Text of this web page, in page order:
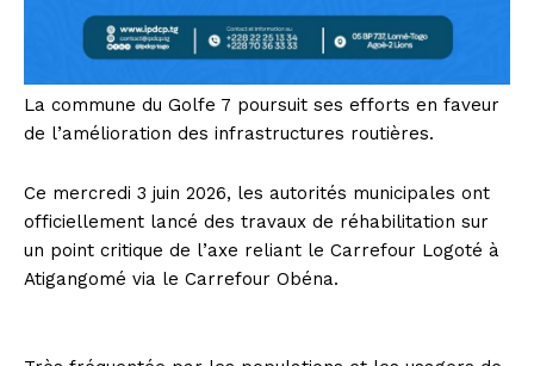
La commune du Golfe 7 poursuit ses efforts en faveur
de l’amélioration des infrastructures routières.
Ce mercredi 3 juin 2026, les autorités municipales ont
officiellement lancé des travaux de réhabilitation sur
un point critique de l’axe reliant le Carrefour Logoté à
Atigangomé via le Carrefour Obéna.